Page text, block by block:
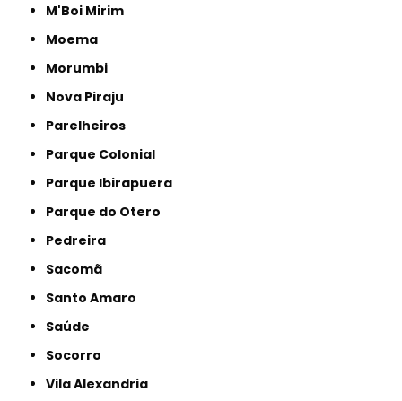
M'Boi Mirim
Moema
Morumbi
Nova Piraju
Parelheiros
Parque Colonial
Parque Ibirapuera
Parque do Otero
Pedreira
Sacomã
Santo Amaro
Saúde
Socorro
Vila Alexandria